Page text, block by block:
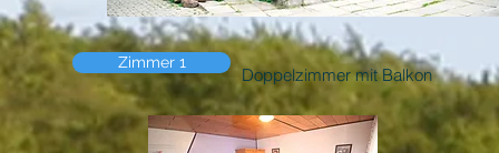
Zimmer 1
Doppelzimmer mit Balkon